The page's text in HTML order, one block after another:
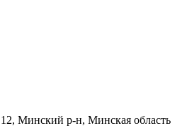
Минский р-н, Минская область